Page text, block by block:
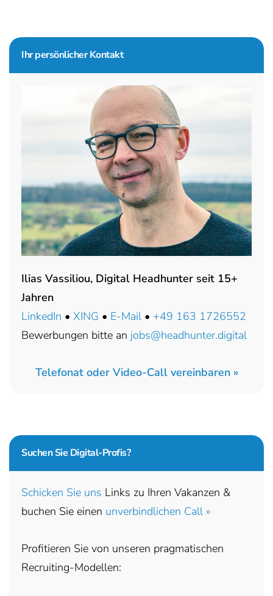
Seitenspalte
Ihr persönlicher Kontakt
Ilias Vassiliou, Digital Headhunter seit 15+
Jahren
LinkedIn • XING • E-Mail • +49 163 1726552
Bewerbungen bitte an jobs@headhunter.digital
Telefonat oder Video-Call vereinbaren »
Suchen Sie Digital-Profis?
Schicken Sie uns Links zu Ihren Vakanzen &
buchen Sie einen unverbindlichen Call »
Profitieren Sie von unseren pragmatischen
Recruiting-Modellen: